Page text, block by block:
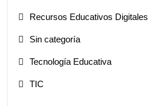
Recursos Educativos Digitales
Sin categoría
Tecnología Educativa
TIC